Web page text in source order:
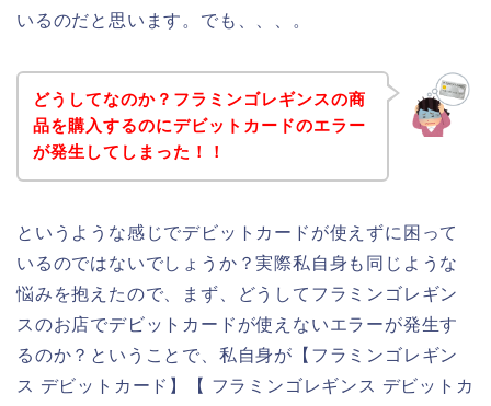
いるのだと思います。でも、、、。
どうしてなのか？フラミンゴレギンスの商
品を購入するのにデビットカードのエラー
が発生してしまった！！
というような感じでデビットカードが使えずに困って
いるのではないでしょうか？実際私自身も同じような
悩みを抱えたので、まず、どうしてフラミンゴレギン
スのお店でデビットカードが使えないエラーが発生す
るのか？ということで、私自身が【フラミンゴレギン
ス デビットカード】【 フラミンゴレギンス デビットカ